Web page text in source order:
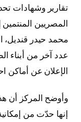
تقارير وشهادات
المصريين
محمد حيدر قنديل،
عدد آخر من أبناء
الإعلان عن أماكن
وأوضح المركز أن
إنها حدّت من